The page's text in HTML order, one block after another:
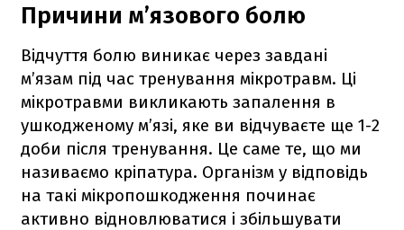
Причини м’язового болю
Відчуття болю виникає через завдані
м’язам під час тренування мікротравм. Ці
мікротравми викликають запалення в
ушкодженому м’язі, яке ви відчуваєте ще 1-2
доби після тренування. Це саме те, що ми
називаємо кріпатура. Організм у відповідь
на такі мікропошкодження починає
активно відновлюватися і збільшувати